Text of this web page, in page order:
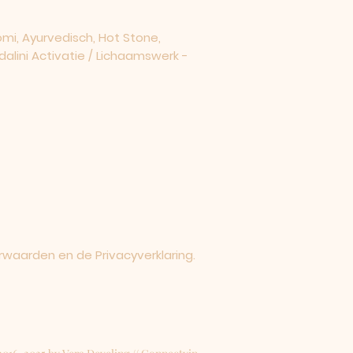
Ayurvedisch, Hot Stone,
Activatie / Lichaamswerk -
en de Privacyverklaring.